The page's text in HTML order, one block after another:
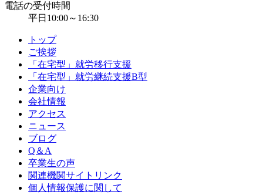
電話の受付時間
平日10:00～16:30
トップ
ご挨拶
「在宅型」就労移行支援
「在宅型」就労継続支援B型
企業向け
会社情報
アクセス
ニュース
ブログ
Q＆A
卒業生の声
関連機関サイトリンク
個人情報保護に関して